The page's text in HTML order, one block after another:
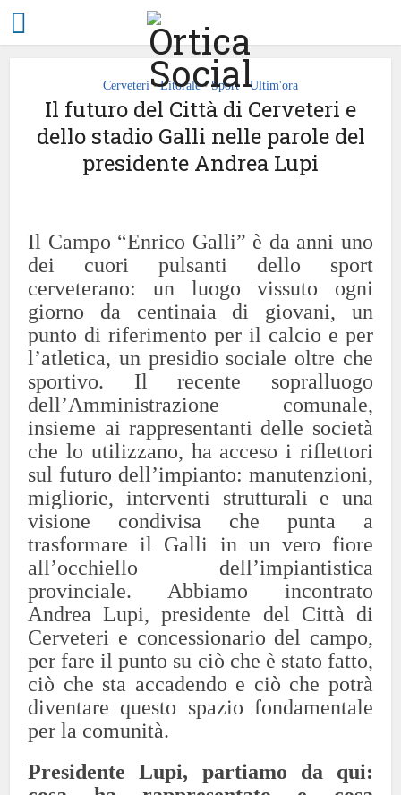
Cerveteri • Litorale • Sport • Ultim'ora
Il futuro del Città di Cerveteri e
dello stadio Galli nelle parole del
presidente Andrea Lupi
Il Campo “Enrico Galli” è da anni uno
dei cuori pulsanti dello sport
cerveterano: un luogo vissuto ogni
giorno da centinaia di giovani, un
punto di riferimento per il calcio e per
l’atletica, un presidio sociale oltre che
sportivo. Il recente sopralluogo
dell’Amministrazione comunale,
insieme ai rappresentanti delle società
che lo utilizzano, ha acceso i riflettori
sul futuro dell’impianto: manutenzioni,
migliorie, interventi strutturali e una
visione condivisa che punta a
trasformare il Galli in un vero fiore
all’occhiello dell’impiantistica
provinciale. Abbiamo incontrato
Andrea Lupi, presidente del Città di
Cerveteri e concessionario del campo,
per fare il punto su ciò che è stato fatto,
ciò che sta accadendo e ciò che potrà
diventare questo spazio fondamentale
per la comunità.
Presidente Lupi, partiamo da qui: